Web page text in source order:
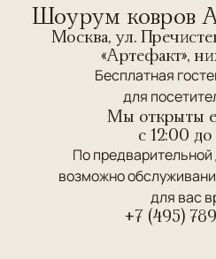
Шоурум ковров
Москва, ул.
«Артефакт»,
Бесплатная
для
Мы открыты
c 12:00
По
возможно
для вас
+7 (495)